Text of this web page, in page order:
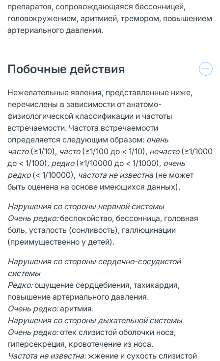
препаратов, сопровождающаяся бессонницей,
головокружением, аритмией, тремором, повышением
артериального давления.
Побочные действия
Нежелательные явления, представленные ниже,
перечислены в зависимости от анатомо-
физиологической классификации и частоты
встречаемости. Частота встречаемости
определяется следующим образом: очень
часто(≥1/10), часто(≥1/100 до < 1/10), нечасто(≥1/1000
до < 1/100), редко(≥1/10000 до < 1/1000), очень
редко(< 1/10000), частота не известна(не может
быть оценена на основе имеющихся данных).
Нарушения со стороны нервной системы
Очень редко:беспокойство, бессонница, головная
боль, усталость (сонливость), галлюцинации
(преимущественно у детей).
Нарушения со стороны сердечно-сосудистой
системы
Редко:ощущение сердцебиения, тахикардия,
повышение артериального давления.
Очень редко:аритмия.
Нарушения со стороны дыхательной системы
Очень редко:отек слизистой оболочки носа,
гиперсекреция, кровотечение из носа.
Частота не известна:жжение и сухость слизистой